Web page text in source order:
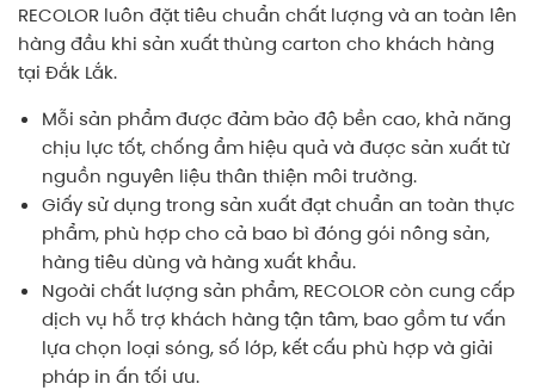
RECOLOR luôn đặt tiêu chuẩn chất lượng và an toàn lên
hàng đầu khi sản xuất thùng carton cho khách hàng
tại Đắk Lắk.
Mỗi sản phẩm được đảm bảo độ bền cao, khả năng
chịu lực tốt, chống ẩm hiệu quả và được sản xuất từ
nguồn nguyên liệu thân thiện môi trường.
Giấy sử dụng trong sản xuất đạt chuẩn an toàn thực
phẩm, phù hợp cho cả bao bì đóng gói nông sản,
hàng tiêu dùng và hàng xuất khẩu.
Ngoài chất lượng sản phẩm, RECOLOR còn cung cấp
dịch vụ hỗ trợ khách hàng tận tâm, bao gồm tư vấn
lựa chọn loại sóng, số lớp, kết cấu phù hợp và giải
pháp in ấn tối ưu.